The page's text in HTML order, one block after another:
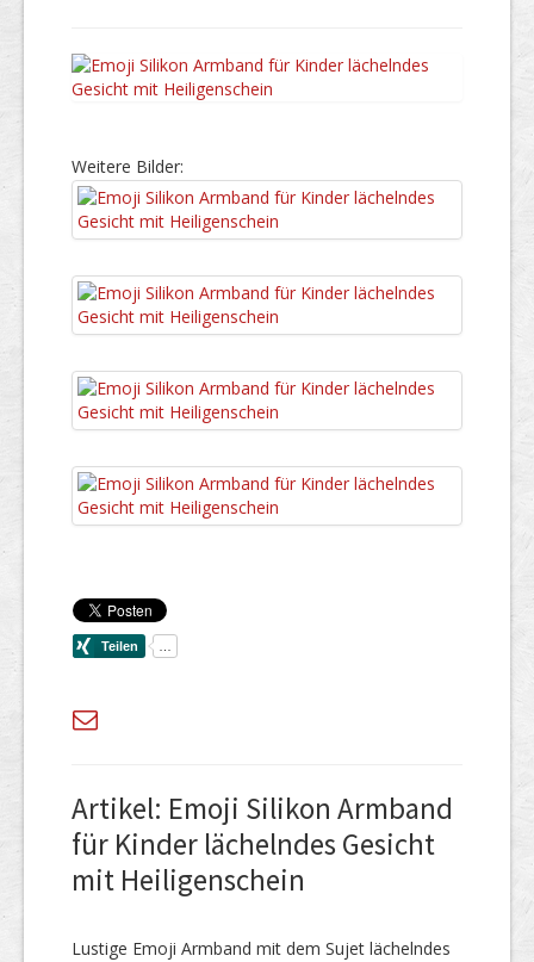
Weitere Bilder:
Artikel: Emoji Silikon Armband
für Kinder lächelndes Gesicht
mit Heiligenschein
Lustige Emoji Armband mit dem Sujet lächelndes